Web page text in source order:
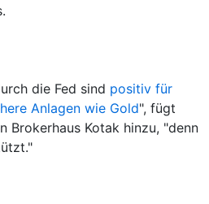
die Fed sind positiv für
Anlagen wie Gold", fügt
Brokerhaus Kotak hinzu, "denn